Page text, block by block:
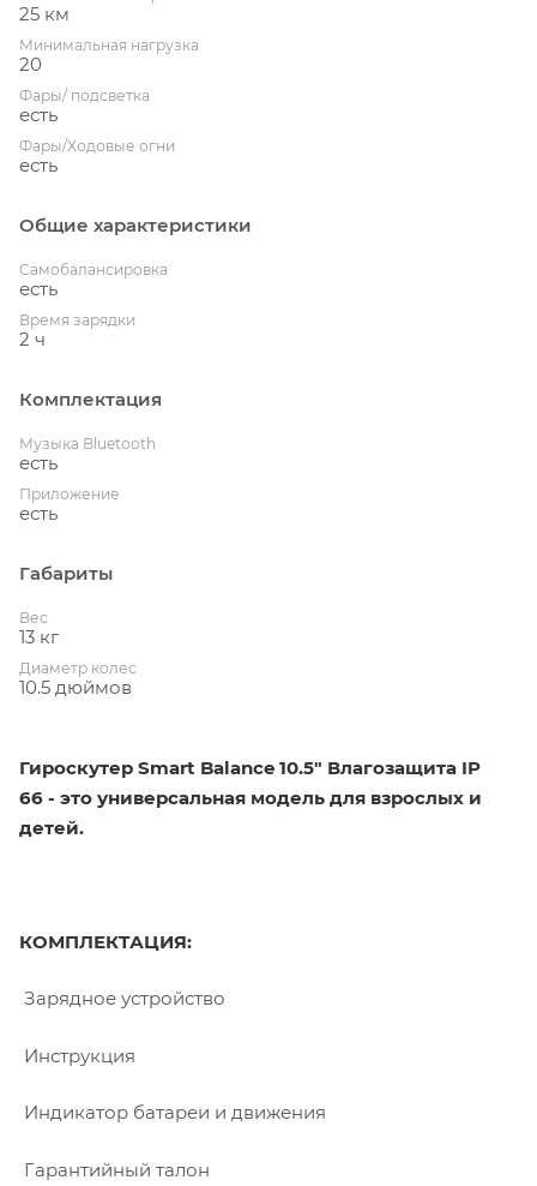
25 км
Минимальная нагрузка
20
Фары/ подсветка
есть
Фары/Ходовые огни
есть
Общие характеристики
Cамобалансировка
есть
Время зарядки
2 ч
Комплектация
Музыка Bluetooth
есть
Приложение
есть
Габариты
Вес
13 кг
Диаметр колес
10.5 дюймов
Гироскутер Smart Balance 10.5" Влагозащита IP
66 - это универсальная модель для взрослых и
детей.
КОМПЛЕКТАЦИЯ:
Зарядное устройство
Инструкция
Индикатор батареи и движения
Гарантийный талон